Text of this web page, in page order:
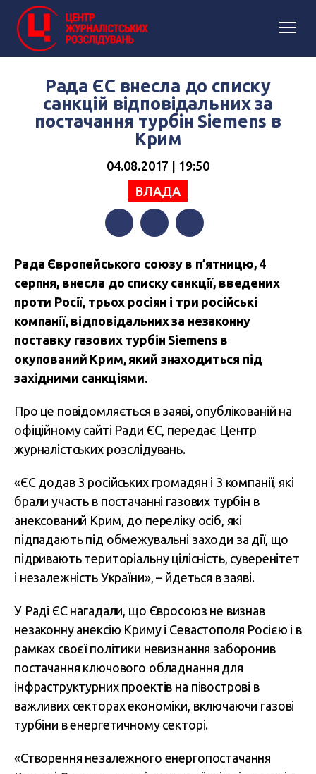
Рада ЄС внесла до списку
санкцій відповідальних за
постачання турбін Siemens в
Крим
04.08.2017 | 19:50
ВЛАДА
Рада Європейського союзу в п’ятницю, 4
серпня, внесла до списку санкції, введених
проти Росії, трьох росіян і три російські
компанії, відповідальних за незаконну
поставку газових турбін Siemens в
окупований Крим, який знаходиться під
західними санкціями.
Про це повідомляється в заяві, опублікованій на
офіційному сайті Ради ЄС, передає Центр
журналістських розслідувань.
«ЄС додав 3 російських громадян і 3 компанії, які
брали участь в постачанні газових турбін в
анексований Крим, до переліку осіб, які
підпадають під обмежувальні заходи за дії, що
підривають територіальну цілісність, суверенітет
і незалежність України», – йдеться в заяві.
У Раді ЄС нагадали, що Євросоюз не визнав
незаконну анексію Криму і Севастополя Росією і в
рамках своєї політики невизнання заборонив
постачання ключового обладнання для
інфраструктурних проектів на півострові в
важливих секторах економіки, включаючи газові
турбіни в енергетичному секторі.
«Створення незалежного енергопостачання